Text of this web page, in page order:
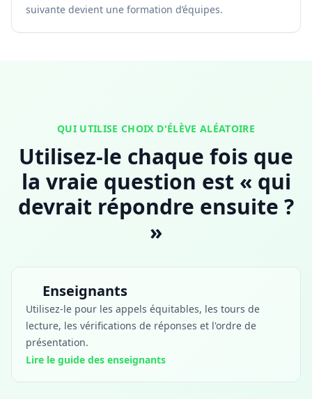
suivante devient une formation d’équipes.
QUI UTILISE CHOIX D'ÉLÈVE ALÉATOIRE
Utilisez-le chaque fois que
la vraie question est « qui
devrait répondre ensuite ?
»
Enseignants
Utilisez-le pour les appels équitables, les tours de
lecture, les vérifications de réponses et l'ordre de
présentation.
Lire le guide des enseignants